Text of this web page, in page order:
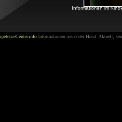
Informationen aus erster Hand. Aktuell,
Informationen im